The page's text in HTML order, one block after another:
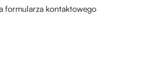
formularza kontaktowego